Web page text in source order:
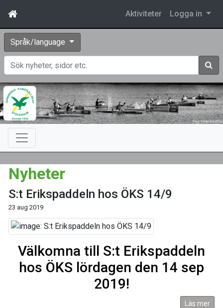
Aktiviteter Logga in
Språk/language
Sök
Nyheter
S:t Erikspaddeln hos ÖKS 14/9
23 aug 2019
Välkomna till S:t Erikspaddeln
hos ÖKS lördagen den 14 sep
2019!
Läs mer